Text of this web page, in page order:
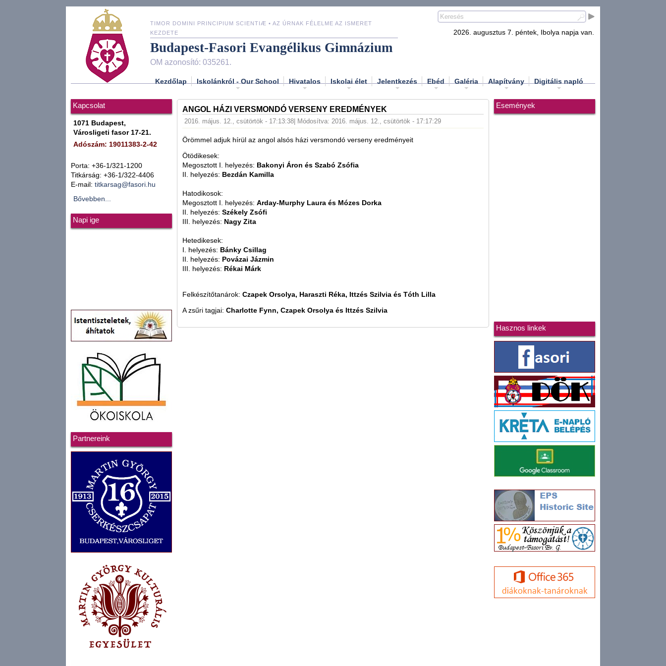
TIMOR DOMINI PRINCIPIUM SCIENTIÆ • AZ ÚRNAK FÉLELME AZ ISMERET
KEZDETE
Budapest-Fasori Evangélikus Gimnázium
OM azonosító: 035261.
2026. augusztus 7. péntek, Ibolya napja van.
Kezdőlap Iskolánkról - Our School Hivatalos Iskolai élet Jelentkezés Ebéd Galéria Alapítvány Digitális napló
Kapcsolat
1071 Budapest,
Városligeti fasor 17-21.
Adószám: 19011383-2-42
Porta: +36-1/321-1200
Titkárság: +36-1/322-4406
E-mail: titkarsag@fasori.hu
Bővebben...
Napi ige
Partnereink
ANGOL HÁZI VERSMONDÓ VERSENY EREDMÉNYEK
2016. május. 12., csütörtök - 17:13:38 | Módosítva: 2016. május. 12., csütörtök - 17:17:29
Örömmel adjuk hírül az angol alsós házi versmondó verseny eredményeit
Ötödikesek:
Megosztott I. helyezés: Bakonyi Áron és Szabó Zsófia
II. helyezés: Bezdán Kamilla
Hatodikosok:
Megosztott I. helyezés: Arday-Murphy Laura és Mózes Dorka
II. helyezés: Székely Zsófi
III. helyezés: Nagy Zita
Hetedikesek:
I. helyezés: Bánky Csillag
II. helyezés: Povázai Jázmin
III. helyezés: Rékai Márk
Felkészítőtanárok: Czapek Orsolya, Haraszti Réka, Ittzés Szilvia és Tóth Lilla
A zsűri tagjai: Charlotte Fynn, Czapek Orsolya és Ittzés Szilvia
Események
Hasznos linkek